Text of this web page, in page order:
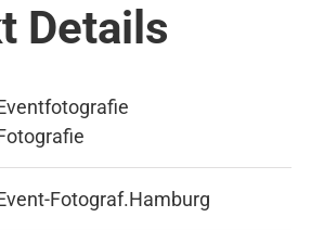
Details
Fotograf.Hamburg